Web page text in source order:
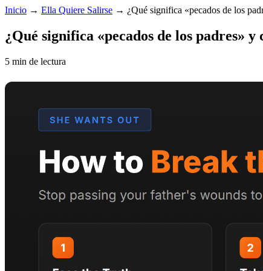
Inicio → Ella Quiere Salirse → ¿Qué significa «pecados de los
¿Qué significa «pecados de los padres»
5 min de lectura